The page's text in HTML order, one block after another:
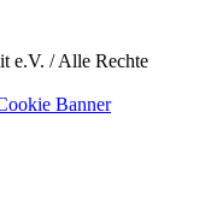
e.V. / Alle Rechte
Banner